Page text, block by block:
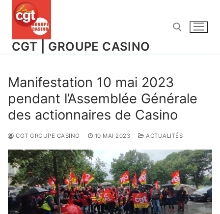
Aller
CGT | GROUPE CASINO
Manifestation 10 mai 2023
pendant l’Assemblée Générale
des actionnaires de Casino
CGT GROUPE CASINO 10 MAI 2023 ACTUALITÉS